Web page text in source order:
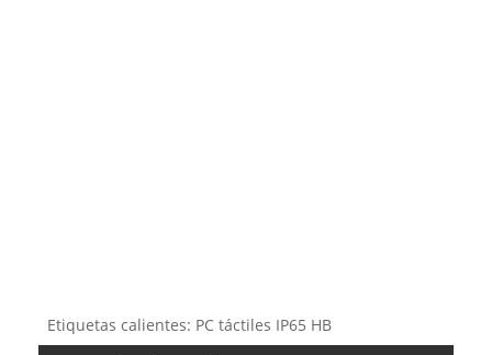
Etiquetas calientes: PC táctiles IP65 HB